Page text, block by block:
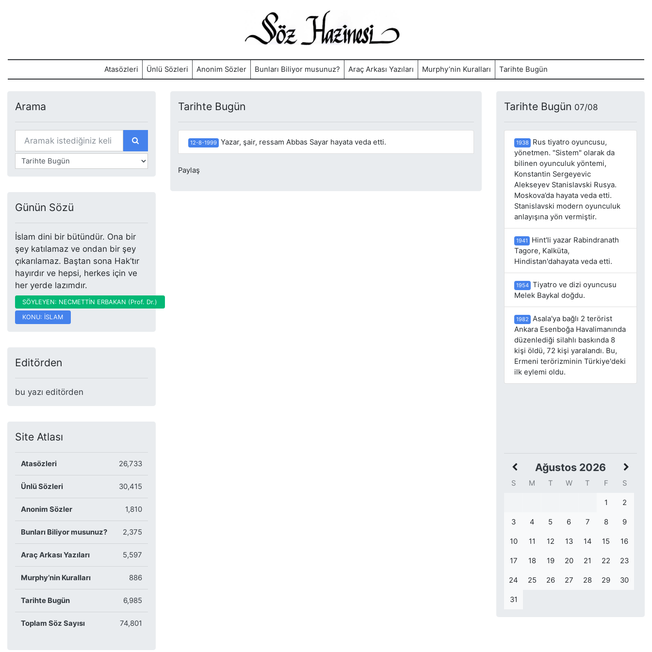
Atasözleri Ünlü Sözleri Anonim Sözler Bunları Biliyor musunuz? Araç Arkası Yazıları Murphy’nin Kuralları Tarihte Bugün
Arama
Günün Sözü
İslam dini bir bütündür. Ona bir
şey katılamaz ve ondan bir şey
çıkarılamaz. Baştan sona Hak’tır
hayırdır ve hepsi, herkes için ve
her yerde lazımdır.
SÖYLEYEN: NECMETTİN ERBAKAN (Prof. Dr.)
KONU: İSLAM
Editörden
bu yazı editörden
Site Atlası
Atasözleri 26,733
Ünlü Sözleri 30,415
Anonim Sözler 1,810
Bunları Biliyor musunuz? 2,375
Araç Arkası Yazıları 5,597
Murphy’nin Kuralları 886
Tarihte Bugün 6,985
Toplam Söz Sayısı 74,801
Tarihte Bugün
12-8-1999 Yazar, şair, ressam Abbas Sayar hayata veda etti.
Paylaş
Tarihte Bugün 07/08
1938
Rus tiyatro oyuncusu,
yönetmen. "Sistem" olarak da
bilinen oyunculuk yöntemi,
Konstantin Sergeyevic
Alekseyev Stanislavski Rusya.
Moskova’da hayata veda etti.
Stanislavski modern oyunculuk
anlayışına yön vermiştir.
1941
Hint'li yazar Rabindranath
Tagore, Kalküta,
Hindistan'dahayata veda etti.
1954 Tiyatro ve dizi oyuncusu
Melek Baykal doğdu.
1982
Asala'ya bağlı 2 terörist
Ankara Esenboğa Havalimanında
düzenlediği silahlı baskında 8
kişi öldü, 72 kişi yaralandı. Bu,
Ermeni terörizminin Türkiye'deki
ilk eylemi oldu.
Ağustos 2026
S M T W T F S
1 2
3 4 5 6 7 8 9
10 11 12 13 14 15 16
17 18 19 20 21 22 23
24 25 26 27 28 29 30
31